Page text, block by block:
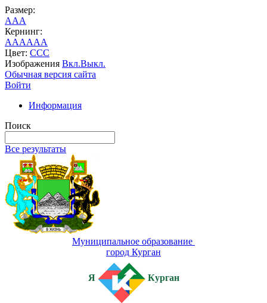
Размер:
AAA
Кернинг:
AAAAAA
Цвет: CCC
Изображения Вкл.Выкл.
Обычная версия сайта
Войти
Информация
Поиск
Все результаты
Муниципальное образование
город Курган
Я Курган